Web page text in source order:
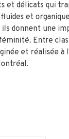
et délicats qui
et
donnent une
Entre
et réalisée à